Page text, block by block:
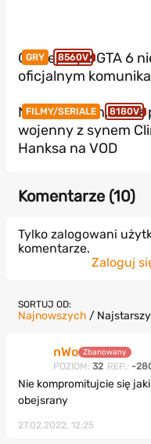
GRY 8560V
Gameplay z GTA 6
oficjalnym
FILMY/SERIALE 8180V
Nie podbił kin,
wojenny z synem
Hanksa na VOD
Komentarze (10)
Tylko zalogowani
komentarze.
Zaloguj
SORTUJ OD:
Najnowszych /
nWo Zbanowany
POZIOM: 32 REP.: -
Nie kompromitujcie się
obejsrany
27.02.2022, 12:25